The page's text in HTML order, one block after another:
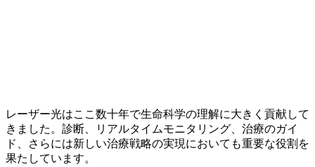
レーザー光はここ数十年で生命科学の理解に大きく貢献して
きました。診断、リアルタイムモニタリング、治療のガイ
ド、さらには新しい治療戦略の実現においても重要な役割を
果たしています。